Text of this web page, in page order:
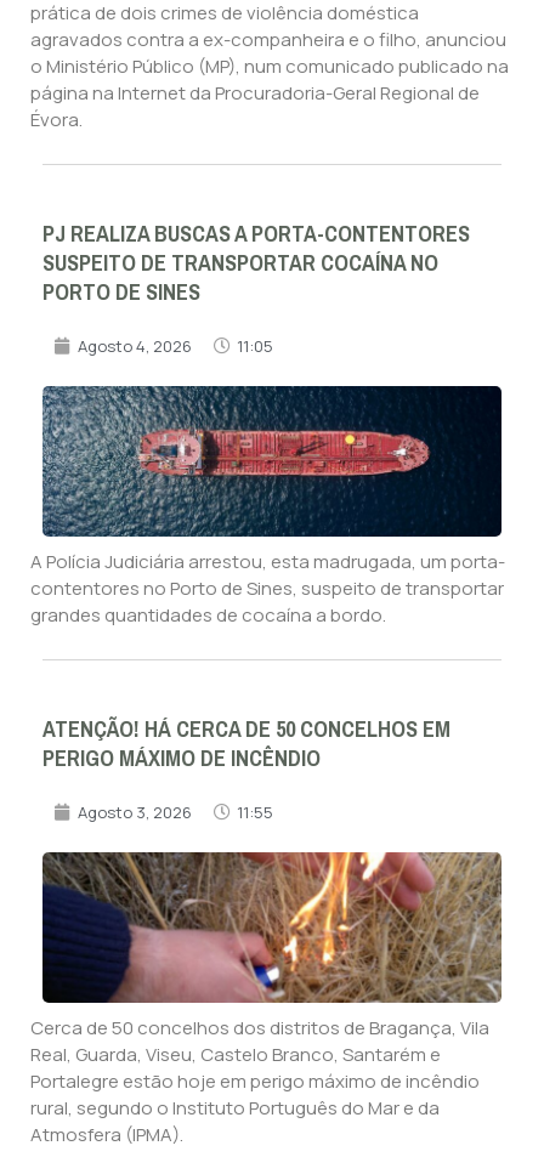
prática de dois crimes de violência doméstica
agravados contra a ex-companheira e o filho, anunciou
o Ministério Público (MP), num comunicado publicado na
página na Internet da Procuradoria-Geral Regional de
Évora.
PJ REALIZA BUSCAS A PORTA-CONTENTORES
SUSPEITO DE TRANSPORTAR COCAÍNA NO
PORTO DE SINES
Agosto 4, 2026 11:05
A Polícia Judiciária arrestou, esta madrugada, um porta-
contentores no Porto de Sines, suspeito de transportar
grandes quantidades de cocaína a bordo.
ATENÇÃO! HÁ CERCA DE 50 CONCELHOS EM
PERIGO MÁXIMO DE INCÊNDIO
Agosto 3, 2026 11:55
Cerca de 50 concelhos dos distritos de Bragança, Vila
Real, Guarda, Viseu, Castelo Branco, Santarém e
Portalegre estão hoje em perigo máximo de incêndio
rural, segundo o Instituto Português do Mar e da
Atmosfera (IPMA).